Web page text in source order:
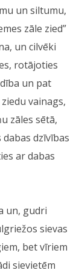
un siltumu,
zāle zied”
un cilvēki
rotājoties
un pat
vainags,
zāles sētā,
dzīvības
ar dabas
un, gudri
sievas
bet vīriem
sievietēm